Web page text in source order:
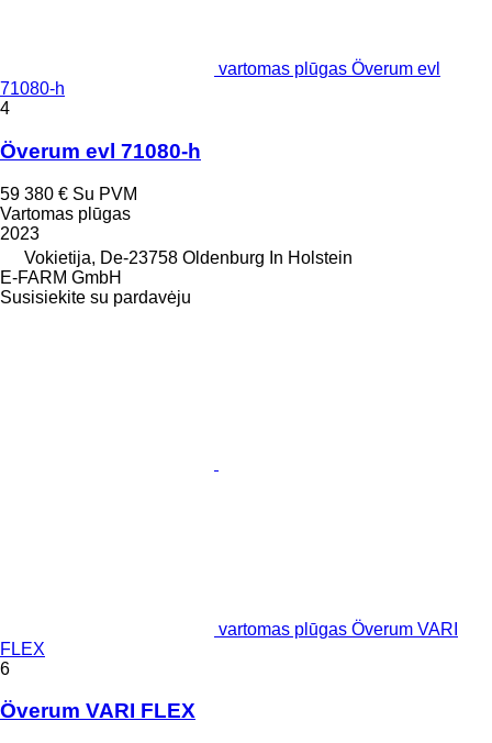
vartomas plūgas Överum evl
71080-h
4
Överum evl 71080-h
59 380 € Su PVM
Vartomas plūgas
2023
Vokietija, De-23758 Oldenburg In Holstein
E-FARM GmbH
Susisiekite su pardavėju
vartomas plūgas Överum VARI
FLEX
6
Överum VARI FLEX